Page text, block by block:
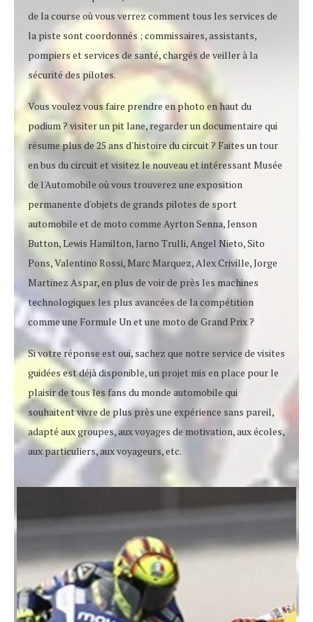
de la course où vous verrez comment tous les services de
la piste sont coordonnés ; commissaires, assistants,
pompiers et services de santé, chargés de veiller à la
sécurité des pilotes.
Vous voulez vous faire prendre en photo en haut du
podium ? visiter un pit lane, regarder un documentaire qui
résume plus de 25 ans d'histoire du circuit ? Faites un tour
en bus du circuit et visitez le nouveau et intéressant Musée
de l'Automobile où vous trouverez une exposition
permanente d'objets de grands pilotes de sport
automobile et de moto comme Ayrton Senna, Jenson
Button, Lewis Hamilton, Jarno Trulli, Angel Nieto, Sito
Pons, Valentino Rossi, Marc Marquez, Alex Criville, Jorge
Martinez Aspar, en plus de voir de près les machines
technologiques les plus avancées de la compétition
comme une Formule Un et une moto de Grand Prix ?
Si votre réponse est oui, sachez que notre service de visites
guidées est déjà disponible, un projet mis en place pour le
plaisir de tous les fans du monde automobile qui
souhaitent vivre de plus près une expérience sans pareil,
adapté aux groupes, aux voyages de motivation, aux écoles,
aux particuliers, aux voyageurs, etc.